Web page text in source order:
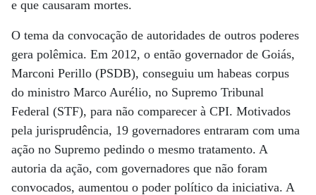
e que causaram mortes.
O tema da convocação de autoridades de outros poderes
gera polêmica. Em 2012, o então governador de Goiás,
Marconi Perillo (PSDB), conseguiu um habeas corpus
do ministro Marco Aurélio, no Supremo Tribunal
Federal (STF), para não comparecer à CPI. Motivados
pela jurisprudência, 19 governadores entraram com uma
ação no Supremo pedindo o mesmo tratamento. A
autoria da ação, com governadores que não foram
convocados, aumentou o poder político da iniciativa. A